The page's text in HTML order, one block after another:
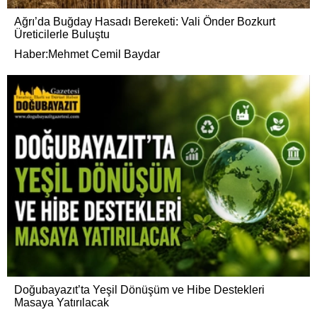
Ağrı’da Buğday Hasadı Bereketi: Vali Önder Bozkurt
Üreticilerle Buluştu
Haber:Mehmet Cemil Baydar
Doğubayazıt’ta Yeşil Dönüşüm ve Hibe Destekleri
Masaya Yatırılacak